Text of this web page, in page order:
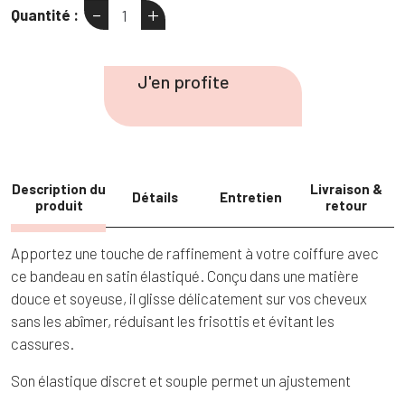
Quantité :
quantité
- +
J'en profite
Description du
produit
Détails Entretien
Livraison &
retour
Apportez une touche de raffinement à votre coiffure avec
ce bandeau en satin élastiqué. Conçu dans une matière
douce et soyeuse, il glisse délicatement sur vos cheveux
sans les abîmer, réduisant les frisottis et évitant les
cassures.
Son élastique discret et souple permet un ajustement